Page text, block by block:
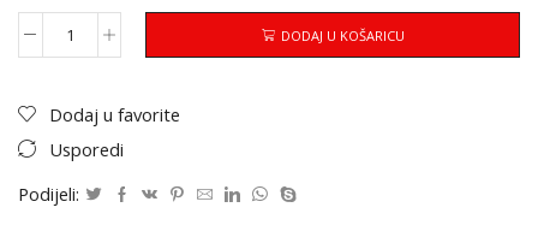
DODAJ U KOŠARICU
Dodaj u favorite
Usporedi
Podijeli: